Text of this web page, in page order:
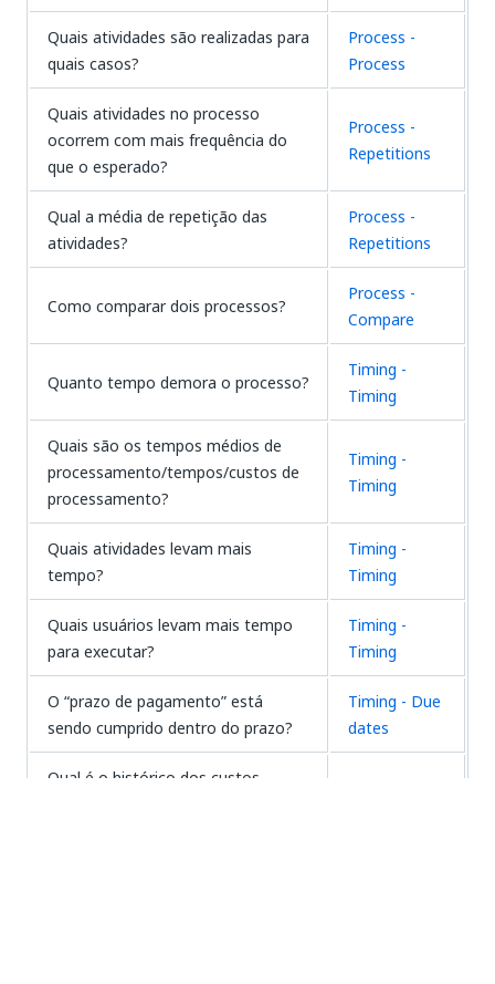
Quais atividades são realizadas para
quais casos?
Process -
Process
Quais atividades no processo
ocorrem com mais frequência do
que o esperado?
Process -
Repetitions
Qual a média de repetição das
atividades?
Process -
Repetitions
Como comparar dois processos?
Process -
Compare
Quanto tempo demora o processo?
Timing -
Timing
Quais são os tempos médios de
processamento/tempos/custos de
processamento?
Timing -
Timing
Quais atividades levam mais
tempo?
Timing -
Timing
Quais usuários levam mais tempo
para executar?
Timing -
Timing
O “prazo de pagamento” está
sendo cumprido dentro do prazo?
Timing - Due
dates
Qual é o histórico dos custos